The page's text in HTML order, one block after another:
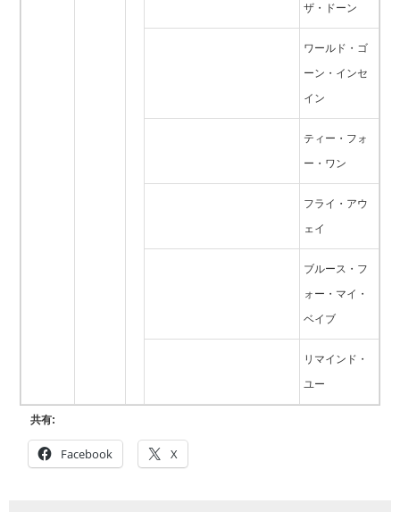
ザ・ドーン
ワールド・ゴ
ーン・インセ
イン
ティー・フォ
ー・ワン
フライ・アウ
ェイ
ブルース・フ
ォー・マイ・
ベイブ
リマインド・
ユー
共有:
Facebook X